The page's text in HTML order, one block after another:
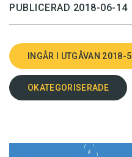
PUBLICERAD 2018-06-14
INGÅR I UTGÅVAN 2018-5
OKATEGORISERADE